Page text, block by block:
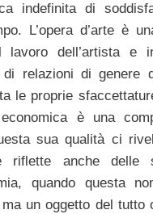
indefinita di
L’opera d’arte è
lavoro dell’artista e
di relazioni di genere
le proprie
è una
sua qualità ci
riflette anche delle
quando questa
un oggetto del tutto